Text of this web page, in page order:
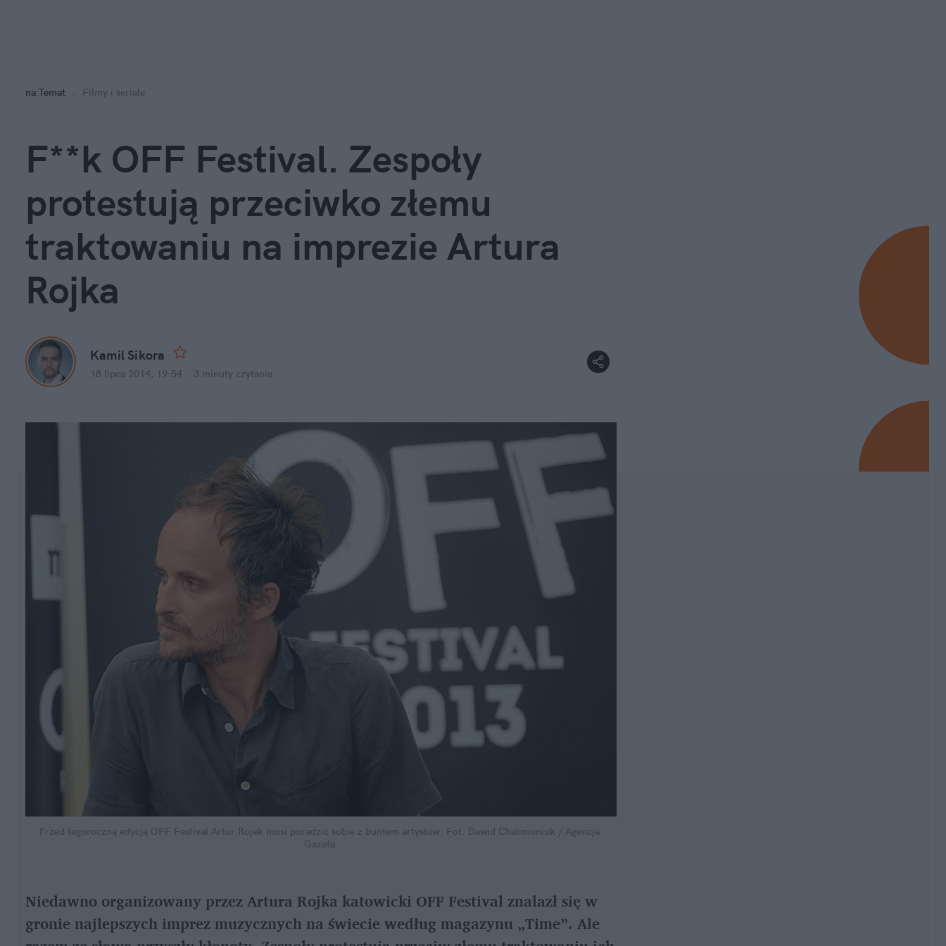
na:Temat Filmy i seriale
F**k OFF Festival. Zespoły
protestują przeciwko złemu
traktowaniu na imprezie Artura
Rojka
Kamil Sikora
18 lipca 2014, 19:54 3 minuty czytania
Przed tegoroczną edycją OFF Festival Artur Rojek musi poradzić sobie z buntem artystów. Fot. Dawid Chalimoniuk / Agencja
Gazeta
Niedawno organizowany przez Artura Rojka katowicki OFF Festival znalazł się w
gronie najlepszych imprez muzycznych na świecie według magazynu „Time”. Ale